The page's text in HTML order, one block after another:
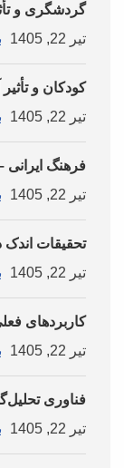
گردشگری و
تیر 22, 1405
کودکان و
تیر 22, 1405
فرهنگ
تیر 22, 1405
تحقیقات
تیر 22, 1405
کاربردهای
تیر 22, 1405
فناوری
تیر 22, 1405